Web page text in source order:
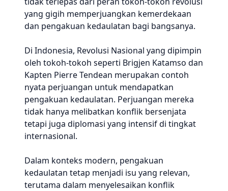
yang gigih memperjuangkan kemerdekaan
dan pengakuan kedaulatan bagi bangsanya.
Di Indonesia, Revolusi Nasional yang dipimpin
oleh tokoh-tokoh seperti Brigjen Katamso dan
Kapten Pierre Tendean merupakan contoh
nyata perjuangan untuk mendapatkan
pengakuan kedaulatan. Perjuangan mereka
tidak hanya melibatkan konflik bersenjata
tetapi juga diplomasi yang intensif di tingkat
internasional.
Dalam konteks modern, pengakuan
kedaulatan tetap menjadi isu yang relevan,
terutama dalam menyelesaikan konflik